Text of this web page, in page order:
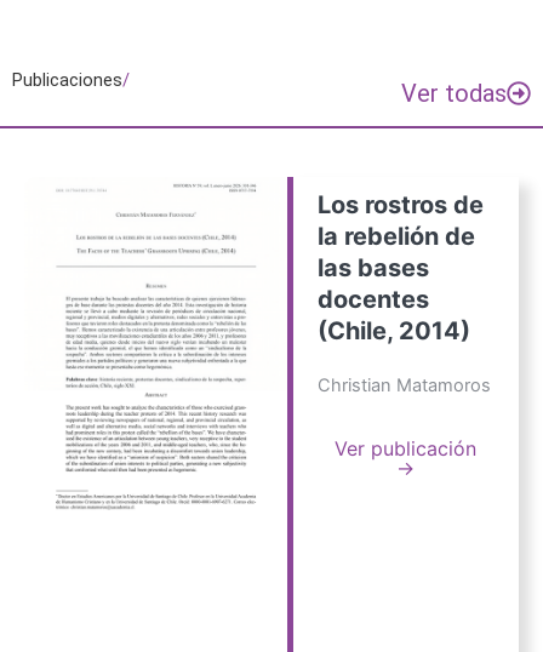
Publicaciones/ Ver todas
Los rostros de
la rebelión de
las bases
docentes
(Chile, 2014)
Christian Matamoros
Ver publicación
→